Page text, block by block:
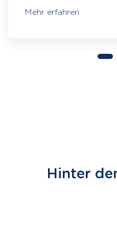
Mehr erfahren
Hinter